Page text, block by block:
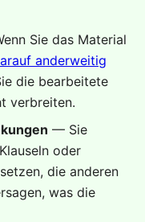
Sie das Material
anderweitig
die bearbeitete
verbreiten.
— Sie
oder
die anderen
was die